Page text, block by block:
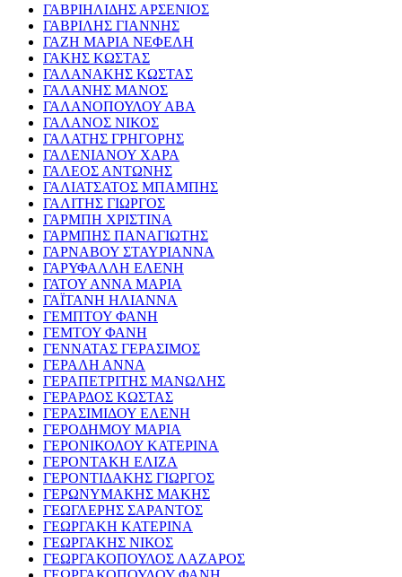
ΓΑΒΡΙΗΛΙΔΗΣ ΑΡΣΕΝΙΟΣ
ΓΑΒΡΙΛΗΣ ΓΙΑΝΝΗΣ
ΓΑΖΗ ΜΑΡΙΑ ΝΕΦΕΛΗ
ΓΑΚΗΣ ΚΩΣΤΑΣ
ΓΑΛΑΝΑΚΗΣ ΚΩΣΤΑΣ
ΓΑΛΑΝΗΣ ΜΑΝΟΣ
ΓΑΛΑΝΟΠΟΥΛΟΥ ΑΒΑ
ΓΑΛΑΝΟΣ ΝΙΚΟΣ
ΓΑΛΑΤΗΣ ΓΡΗΓΟΡΗΣ
ΓΑΛΕΝΙΑΝΟΥ ΧΑΡΑ
ΓΑΛΕΟΣ ΑΝΤΩΝΗΣ
ΓΑΛΙΑΤΣΑΤΟΣ ΜΠΑΜΠΗΣ
ΓΑΛΙΤΗΣ ΓΙΩΡΓΟΣ
ΓΑΡΜΠΗ ΧΡΙΣΤΙΝΑ
ΓΑΡΜΠΗΣ ΠΑΝΑΓΙΩΤΗΣ
ΓΑΡΝΑΒΟΥ ΣΤΑΥΡΙΑΝΝΑ
ΓΑΡΥΦΑΛΛΗ ΕΛΕΝΗ
ΓΑΤΟΥ ΑΝΝΑ ΜΑΡΙΑ
ΓΑΪΤΑΝΗ ΗΛΙΑΝΝΑ
ΓΕΜΠΤΟΥ ΦΑΝΗ
ΓΕΜΤΟΥ ΦΑΝΗ
ΓΕΝΝΑΤΑΣ ΓΕΡΑΣΙΜΟΣ
ΓΕΡΑΛΗ ΑΝΝΑ
ΓΕΡΑΠΕΤΡΙΤΗΣ ΜΑΝΩΛΗΣ
ΓΕΡΑΡΔΟΣ ΚΩΣΤΑΣ
ΓΕΡΑΣΙΜΙΔΟΥ ΕΛΕΝΗ
ΓΕΡΟΔΗΜΟΥ ΜΑΡΙΑ
ΓΕΡΟΝΙΚΟΛΟΥ ΚΑΤΕΡΙΝΑ
ΓΕΡΟΝΤΑΚΗ ΕΛΙΖΑ
ΓΕΡΟΝΤΙΔΑΚΗΣ ΓΙΩΡΓΟΣ
ΓΕΡΩΝΥΜΑΚΗΣ ΜΑΚΗΣ
ΓΕΩΓΛΕΡΗΣ ΣΑΡΑΝΤΟΣ
ΓΕΩΡΓΑΚΗ ΚΑΤΕΡΙΝΑ
ΓΕΩΡΓΑΚΗΣ ΝΙΚΟΣ
ΓΕΩΡΓΑΚΟΠΟΥΛΟΣ ΛΑΖΑΡΟΣ